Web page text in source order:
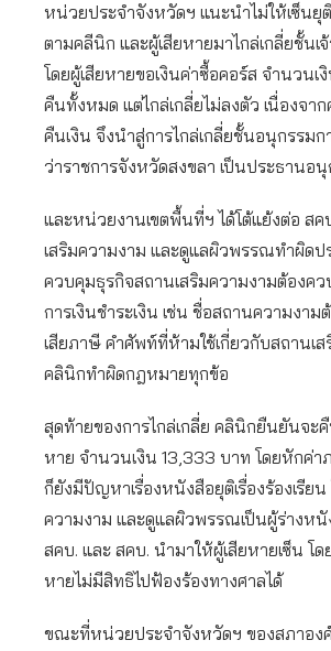
หน่วยประจำจังหวัดฯ แนะนำไม่ให้เซ็นยุติ
ตามคลีนิก และผู้เสียหายมาไกล่เกลี่ยชั้นเ
โดยผู้เสียหายขอเงินค่าซื้อคอร์ส จำนวนเ
คืนทั้งหมด แต่ไกล่เกลี่ยไม่ลงตัว เนื่องจา
คืนเงิน จึงนำสู่การไกล่เกลี่ยชั้นอนุกรรมก
ว่าราชการจังหวัดสงขลา เป็นประธานอ
และหน่วยงานเขตพื้นที่ฯ ได้โต้แย้งต่อ ส
เสริมความงาม และดูแลผิวพรรณทำผิดป
ควบคุมธุรกิจสถานเสริมความงามต้องค
การเงินชำระเงิน เช่น ชื่อสถานความงาม
เสียภาษี คำศัพท์ที่ห้ามใช้เกี่ยวกับสถานเ
คลินิกทำผิดกฎหมายทุกข้อ
สุดท้ายของการไกล่เกลี่ย คลินิกยืนยันจะคื
หาย จำนวนเงิน 13,333 บาท โดยหักค่า
ก็ยังมีปัญหาเรื่องหนังสือยุติเรื่องร้องเรียน
ความงาม และดูแลผิวพรรณเป็นผู้ร่างหนั
สคบ. และ สคบ. นำมาให้ผู้เสียหายเซ็น โด
หายไม่มีสิทธิไปฟ้องร้องทางศาลได้
ขณะที่หน่วยประจำจังหวัดฯ ของสภาอง